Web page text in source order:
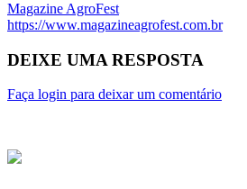
Magazine AgroFest
https://www.magazineagrofest.com.br
DEIXE UMA RESPOSTA
Faça login para deixar um comentário